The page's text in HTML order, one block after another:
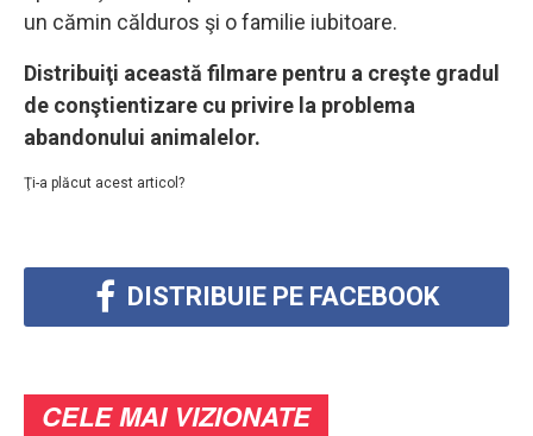
un cămin călduros şi o familie iubitoare.
Distribuiţi această filmare pentru a creşte gradul
de conştientizare cu privire la problema
abandonului animalelor.
Ţi-a plăcut acest articol?
DISTRIBUIE PE FACEBOOK
CELE MAI VIZIONATE